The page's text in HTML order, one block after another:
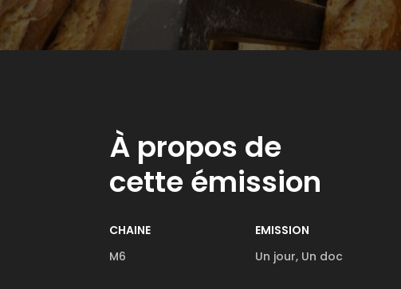
À propos de
cette émission
CHAINE
M6
EMISSION
Un jour, Un doc